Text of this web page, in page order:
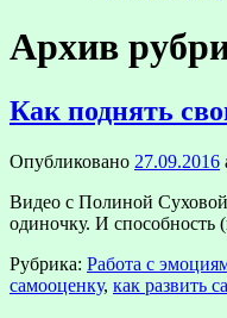
Архив
Как поднять
Опубликовано 27.09.2016
Видео с Полиной
одиночку. И
Рубрика: Работа с
самооценку, как развить